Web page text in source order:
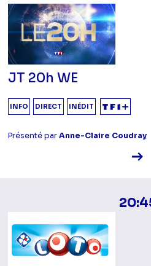
JT 20h WE
INFO DIRECT INÉDIT
Présenté parAnne-Claire Coudray